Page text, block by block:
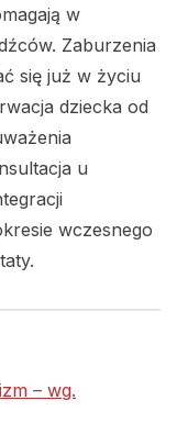
w
Zaburzenia
się już w życiu
dziecka od
u
wczesnego
– wg.